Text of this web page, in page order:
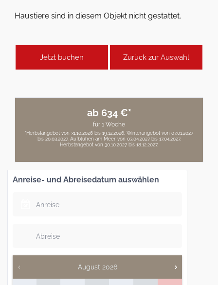
Haustiere sind in diesem Objekt nicht gestattet.
Jetzt buchen Zurück zur Auswahl
ab 634 €*
für 1 Woche
*Herbstangebot von 31.10.2026 bis 19.12.2026. Winterangebot von 07.01.2027
bis 20.03.2027. Aufblühen am Meer von 03.04.2027 bis 17.04.2027.
Herbstangebot von 30.10.2027 bis 18.12.2027.
Anreise- und Abreisedatum auswählen
August 2026